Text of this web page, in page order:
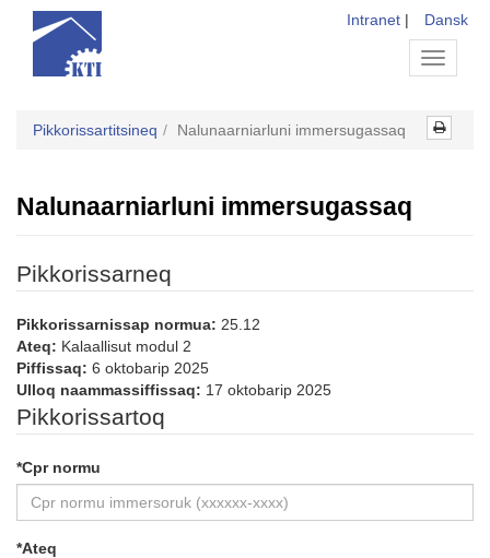
Toggle
Intranet | Dansk
Pikkorissartitsineq Nalunaarniarluni immersugassaq
Nalunaarniarluni immersugassaq
Pikkorissarneq
Pikkorissarnissap normua: 25.12
Ateq: Kalaallisut modul 2
Piffissaq: 6 oktobarip 2025
Ulloq naammassiffissaq: 17 oktobarip 2025
Pikkorissartoq
*Cpr normu
*Ateq